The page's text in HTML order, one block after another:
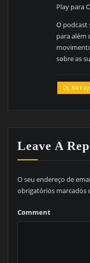
Play para
O podcast
para além
sobre as
Dj
Leave A
O seu endereço de
obrigatórios marcados
Comment